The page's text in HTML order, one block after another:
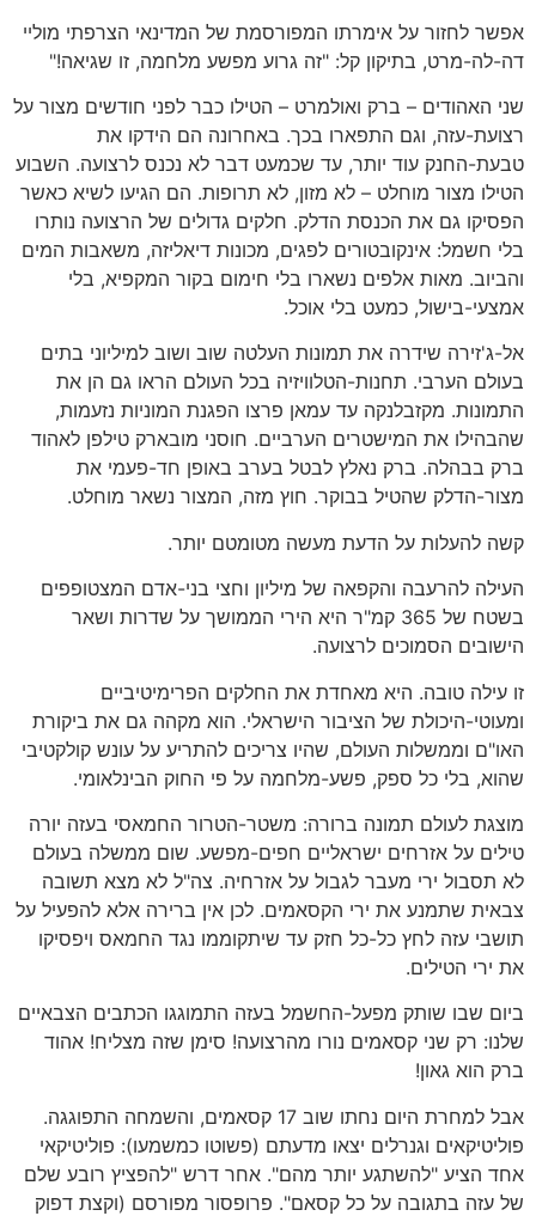
אפשר לחזור על אימרתו המפורסמת של המדינאי הצרפתי מוליי
דה-לה-מרט, בתיקון קל: "זה גרוע מפשע מלחמה, זו שגיאה!"
שני האהודים – ברק ואולמרט – הטילו כבר לפני חודשים מצור על
רצועת-עזה, וגם התפארו בכך. באחרונה הם הידקו את
טבעת-החנק עוד יותר, עד שכמעט דבר לא נכנס לרצועה. השבוע
הטילו מצור מוחלט – לא מזון, לא תרופות. הם הגיעו לשיא כאשר
הפסיקו גם את הכנסת הדלק. חלקים גדולים של הרצועה נותרו
בלי חשמל: אינקובטורים לפגים, מכונות דיאליזה, משאבות המים
והביוב. מאות אלפים נשארו בלי חימום בקור המקפיא, בלי
אמצעי-בישול, כמעט בלי אוכל.
אל-ג'זירה שידרה את תמונות העלטה שוב ושוב למיליוני בתים
בעולם הערבי. תחנות-הטלוויזיה בכל העולם הראו גם הן את
התמונות. מקזבלנקה עד עמאן פרצו הפגנת המוניות נזעמות,
שהבהילו את המישטרים הערביים. חוסני מובארק טילפן לאהוד
ברק בבהלה. ברק נאלץ לבטל בערב באופן חד-פעמי את
מצור-הדלק שהטיל בבוקר. חוץ מזה, המצור נשאר מוחלט.
קשה להעלות על הדעת מעשה מטומטם יותר.
העילה להרעבה והקפאה של מיליון וחצי בני-אדם המצטופפים
בשטח של 365 קמ"ר היא הירי הממושך על שדרות ושאר
הישובים הסמוכים לרצועה.
זו עילה טובה. היא מאחדת את החלקים הפרימיטיביים
ומעוטי-היכולת של הציבור הישראלי. הוא מקהה גם את ביקורת
האו"ם וממשלות העולם, שהיו צריכים להתריע על עונש קולקטיבי
שהוא, בלי כל ספק, פשע-מלחמה על פי החוק הבינלאומי.
מוצגת לעולם תמונה ברורה: משטר-הטרור החמאסי בעזה יורה
טילים על אזרחים ישראליים חפים-מפשע. שום ממשלה בעולם
לא תסבול ירי מעבר לגבול על אזרחיה. צה"ל לא מצא תשובה
צבאית שתמנע את ירי הקסאמים. לכן אין ברירה אלא להפעיל על
תושבי עזה לחץ כל-כל חזק עד שיתקוממו נגד החמאס ויפסיקו
את ירי הטילים.
ביום שבו שותק מפעל-החשמל בעזה התמוגגו הכתבים הצבאיים
שלנו: רק שני קסאמים נורו מהרצועה! סימן שזה מצליח! אהוד
ברק הוא גאון!
אבל למחרת היום נחתו שוב 17 קסאמים, והשמחה התפוגגה.
פוליטיקאים וגנרלים יצאו מדעתם (פשוטו כמשמעו): פוליטיקאי
אחד הציע "להשתגע יותר מהם". אחר דרש "להפציץ רובע שלם
של עזה בתגובה על כל קסאם". פרופסור מפורסם (וקצת דפוק